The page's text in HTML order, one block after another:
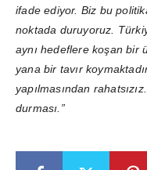
ifade ediyor. Biz bu
noktada duruyoruz.
aynı hedeflere koşan bir
yana bir tavır
yapılmasından
durması.”